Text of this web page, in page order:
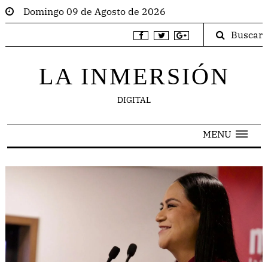
Domingo 09 de Agosto de 2026
Buscar
LA INMERSIÓN
DIGITAL
MENU